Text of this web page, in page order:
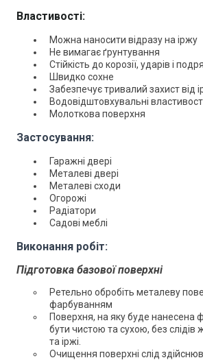
Властивості:
Можна наносити відразу на іржу
Не вимагає ґрунтування
Стійкість до корозії, ударів і
Швидко сохне
Забезпечує тривалий захист від
Водовідштовхувальні
Молоткова поверхня
Застосування:
Гаражні двері
Металеві двері
Металеві сходи
Огорожі
Радіатори
Садові меблі
Виконання робіт:
Підготовка базової поверхні
Ретельно обробіть металеву
фарбуванням
Поверхня, на яку буде нанесена
бути чистою та сухою, без слідів
та іржі.
Очищення поверхні слід